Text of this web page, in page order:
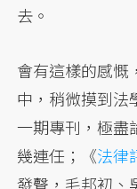
去。
會有這樣的感慨
中，稍微摸到法
一期專刊，極盡
幾連任；《法律
發聲，毛邦初、